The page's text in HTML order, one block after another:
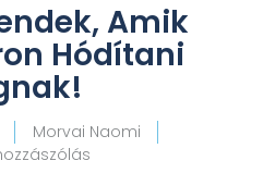
Amik
Hódítani
Morvai Naomi